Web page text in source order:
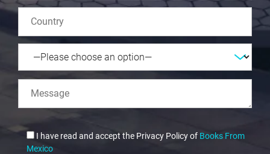
I have read and accept the Privacy Policy of Books From
Mexico